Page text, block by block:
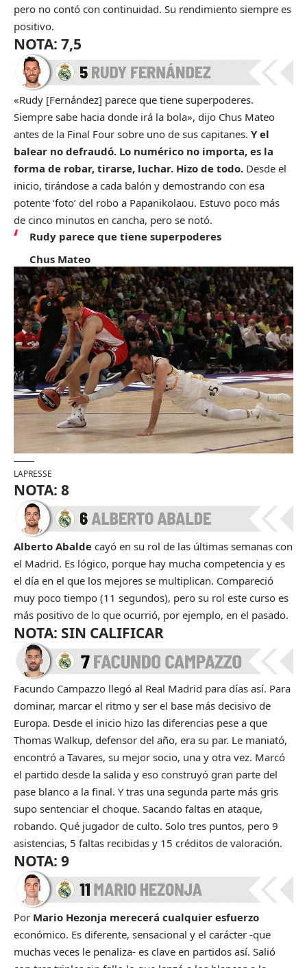
pero no contó con continuidad. Su rendimiento siempre es
positivo.
NOTA: 7,5
«Rudy [Fernández] parece que tiene superpoderes.
Siempre sabe hacia donde irá la bola», dijo Chus Mateo
antes de la Final Four sobre uno de sus capitanes. Y el
balear no defraudó. Lo numérico no importa, es la
forma de robar, tirarse, luchar. Hizo de todo. Desde el
inicio, tirándose a cada balón y demostrando con esa
potente ‘foto’ del robo a Papanikolaou. Estuvo poco más
de cinco minutos en cancha, pero se notó.
Rudy parece que tiene superpoderes
Chus Mateo
LAPRESSE
NOTA: 8
Alberto Abalde cayó en su rol de las últimas semanas con
el Madrid. Es lógico, porque hay mucha competencia y es
el día en el que los mejores se multiplican. Compareció
muy poco tiempo (11 segundos), pero su rol este curso es
más positivo de lo que ocurrió, por ejemplo, en el pasado.
NOTA: SIN CALIFICAR
Facundo Campazzo llegó al Real Madrid para días así. Para
dominar, marcar el ritmo y ser el base más decisivo de
Europa. Desde el inicio hizo las diferencias pese a que
Thomas Walkup, defensor del año, era su par. Le maniató,
encontró a Tavares, su mejor socio, una y otra vez. Marcó
el partido desde la salida y eso construyó gran parte del
pase blanco a la final. Y tras una segunda parte más gris
supo sentenciar el choque. Sacando faltas en ataque,
robando. Qué jugador de culto. Solo tres puntos, pero 9
asistencias, 5 faltas recibidas y 15 créditos de valoración.
NOTA: 9
Por Mario Hezonja merecerá cualquier esfuerzo
económico. Es diferente, sensacional y el carácter -que
muchas veces le penaliza- es clave en partidos así. Salió